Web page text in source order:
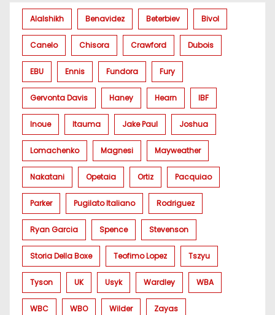
Alalshikh Benavidez Beterbiev Bivol
Canelo Chisora Crawford Dubois
EBU Ennis Fundora Fury
Gervonta Davis Haney Hearn IBF
Inoue Itauma Jake Paul Joshua
Lomachenko Magnesi Mayweather
Nakatani Opetaia Ortiz Pacquiao
Parker Pugilato Italiano Rodriguez
Ryan Garcia Spence Stevenson
Storia Della Boxe Teofimo Lopez Tszyu
Tyson UK Usyk Wardley WBA
WBC WBO Wilder Zayas